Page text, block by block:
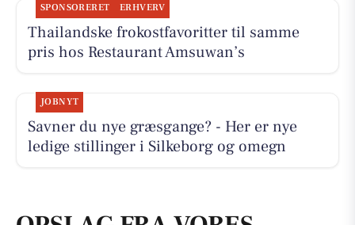
SPONSORERET ERHVERV
Thailandske frokostfavoritter til samme
pris hos Restaurant Amsuwan’s
JOBNYT
Savner du nye græsgange? - Her er nye
ledige stillinger i Silkeborg og omegn